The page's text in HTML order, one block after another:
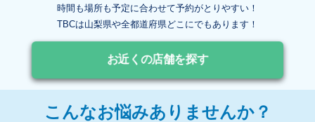
時間も場所も予定に合わせて予約がとりやすい！
TBCは山梨県や全都道府県どこにでもあります！
お近くの店舗を探す
こんなお悩みありませんか？